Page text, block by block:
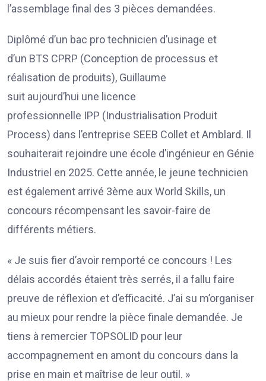
l’assemblage final des 3 pièces demandées.
Diplômé d’un bac pro technicien d’usinage et
d’un BTS CPRP (Conception de processus et
réalisation de produits), Guillaume
suit aujourd’hui une licence
professionnelle IPP (Industrialisation Produit
Process) dans l’entreprise SEEB Collet et Amblard. Il
souhaiterait rejoindre une école d’ingénieur en Génie
Industriel en 2025. Cette année, le jeune technicien
est également arrivé 3ème aux World Skills, un
concours récompensant les savoir-faire de
différents métiers.
« Je suis fier d’avoir remporté ce concours ! Les
délais accordés étaient très serrés, il a fallu faire
preuve de réflexion et d’efficacité. J’ai su m’organiser
au mieux pour rendre la pièce finale demandée. Je
tiens à remercier TOPSOLID pour leur
accompagnement en amont du concours dans la
prise en main et maîtrise de leur outil. »